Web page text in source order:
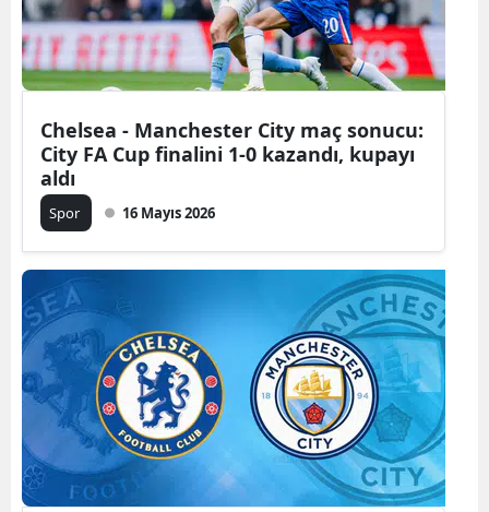
Chelsea - Manchester City maç sonucu:
City FA Cup finalini 1-0 kazandı, kupayı
aldı
Spor 16 Mayıs 2026